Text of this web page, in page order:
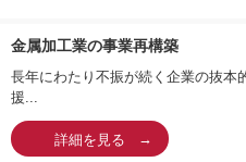
金属加工業の事業再構築
長年にわたり不振が続く企業の抜本
援...
詳細を見る